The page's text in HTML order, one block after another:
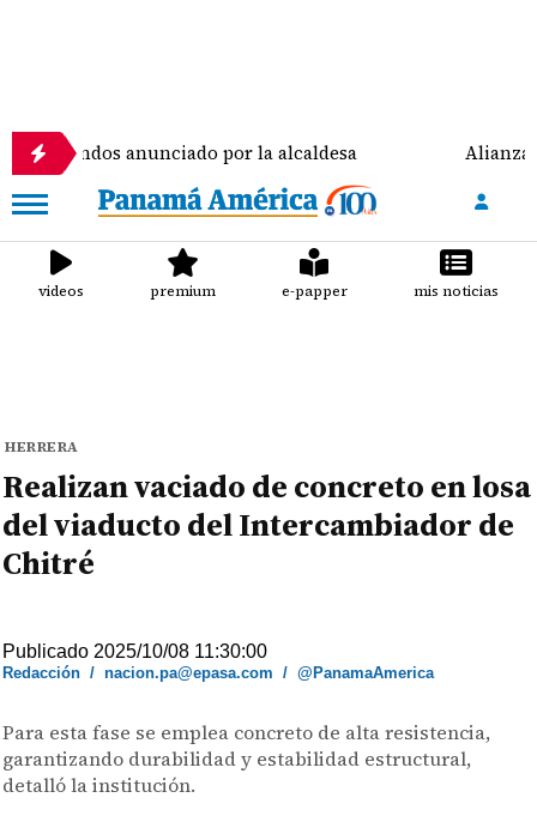
anunciado por la alcaldesa Alianza peleó,
videos premium e-papper mis noticias
HERRERA
Realizan vaciado de concreto en losa
del viaducto del Intercambiador de
Chitré
Publicado 2025/10/08 11:30:00
Redacción /nacion.pa@epasa.com /@PanamaAmerica
Para esta fase se emplea concreto de alta resistencia,
garantizando durabilidad y estabilidad estructural,
detalló la institución.